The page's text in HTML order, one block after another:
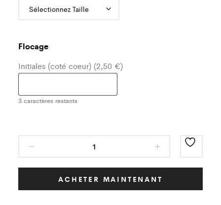
Flocage
Initiales (coté coeur) (2,50 €)
3 caractères restants
Classic
Team
ACHETER MAINTENANT